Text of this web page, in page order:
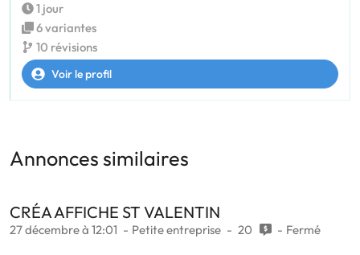
1 jour
6 variantes
10 révisions
Voir le profil
Annonces similaires
CRÉA AFFICHE ST VALENTIN
27 décembre à 12:01 Petite entreprise 20 Fermé